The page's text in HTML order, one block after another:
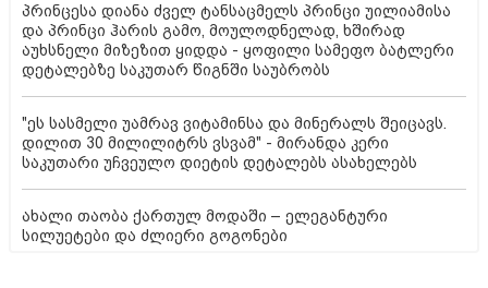
პრინცესა დიანა ძველ ტანსაცმელს პრინცი უილიამისა
და პრინცი ჰარის გამო, მოულოდნელად, ხშირად
აუხსნელი მიზეზით ყიდდა - ყოფილი სამეფო ბატლერი
დეტალებზე საკუთარ წიგნში საუბრობს
"ეს სასმელი უამრავ ვიტამინსა და მინერალს შეიცავს.
დილით 30 მილილიტრს ვსვამ" - მირანდა კერი
საკუთარი უჩვეულო დიეტის დეტალებს ასახელებს
ახალი თაობა ქართულ მოდაში – ელეგანტური
სილუეტები და ძლიერი გოგონები